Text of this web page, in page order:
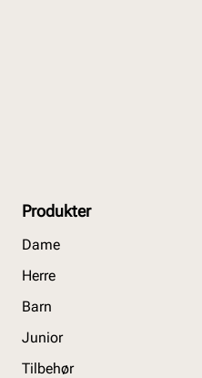
Produkter
Dame
Herre
Barn
Junior
Tilbehør